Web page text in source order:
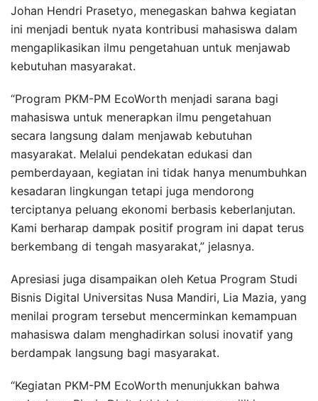
Johan Hendri Prasetyo, menegaskan bahwa kegiatan
ini menjadi bentuk nyata kontribusi mahasiswa dalam
mengaplikasikan ilmu pengetahuan untuk menjawab
kebutuhan masyarakat.
“Program PKM-PM EcoWorth menjadi sarana bagi
mahasiswa untuk menerapkan ilmu pengetahuan
secara langsung dalam menjawab kebutuhan
masyarakat. Melalui pendekatan edukasi dan
pemberdayaan, kegiatan ini tidak hanya menumbuhkan
kesadaran lingkungan tetapi juga mendorong
terciptanya peluang ekonomi berbasis keberlanjutan.
Kami berharap dampak positif program ini dapat terus
berkembang di tengah masyarakat,” jelasnya.
Apresiasi juga disampaikan oleh Ketua Program Studi
Bisnis Digital Universitas Nusa Mandiri, Lia Mazia, yang
menilai program tersebut mencerminkan kemampuan
mahasiswa dalam menghadirkan solusi inovatif yang
berdampak langsung bagi masyarakat.
“Kegiatan PKM-PM EcoWorth menunjukkan bahwa